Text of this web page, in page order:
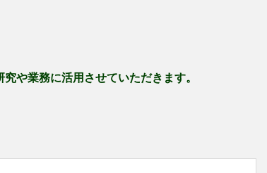
や業務に活用させていただきます。